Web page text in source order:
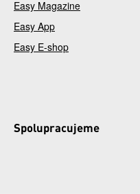
Easy Magazine
Easy App
Easy E-shop
Spolupracujeme